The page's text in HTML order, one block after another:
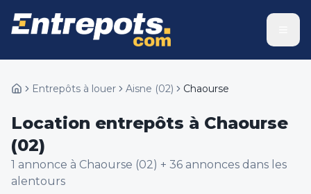
Entrepôts à louer Aisne (02) Chaourse
Location entrepôts à Chaourse
(02)
1 annonce à Chaourse (02) + 36 annonces dans les
alentours